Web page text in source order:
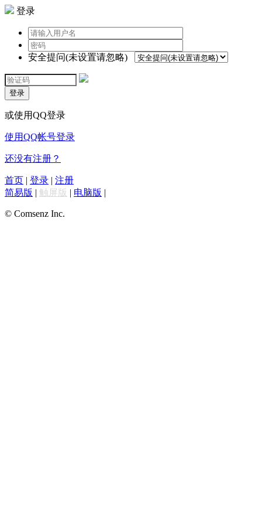
登录
安全提问(未设置请忽略)
登录
或使用QQ登录
使用QQ帐号登录
还没有注册？
首页 | 登录 | 注册
简易版 | 触屏版 | 电脑版 |
© Comsenz Inc.